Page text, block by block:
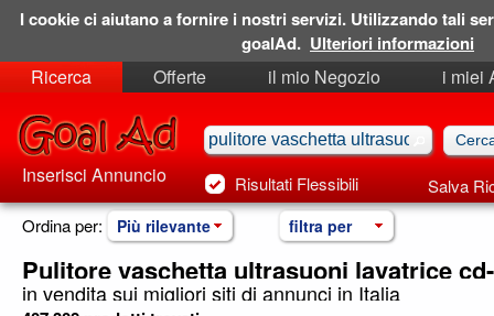
Ricerca Offerte il mio Negozio
i miei
Risultati Flessibili Salva
Inserisci Annuncio
Ordina per: Più rilevante filtra per
Pulitore vaschetta ultrasuoni lavatrice
in vendita sui migliori siti di annunci in Italia
I cookie ci aiutano a fornire i nostri servizi. Utilizzando tali
goalAd. Ulteriori informazioni